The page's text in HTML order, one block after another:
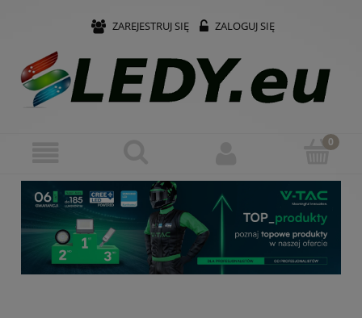
ZAREJESTRUJ SIĘ ZALOGUJ SIĘ